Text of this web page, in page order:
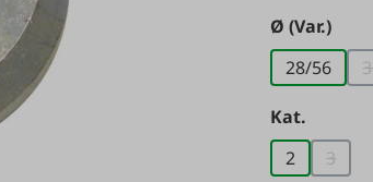
Ø (Var.)
28/56
Kat.
2
3